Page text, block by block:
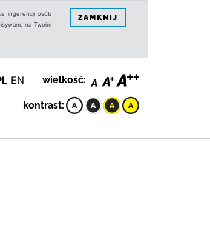
ingerencji osób
na Twoim
ZAMKNIJ
EN wielkość:
kontrast: